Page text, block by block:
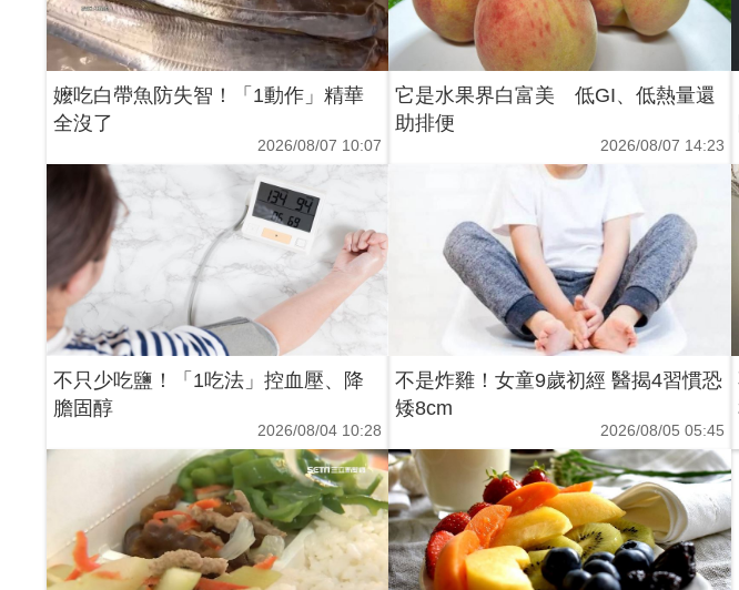
嬤吃白帶魚防失智！「1動作」精華
全沒了
2026/08/07 10:07
它是水果界白富美 低GI、低熱量還
助排便
2026/08/07 14:23
不只少吃鹽！「1吃法」控血壓、降
膽固醇
2026/08/04 10:28
不是炸雞！女童9歲初經 醫揭4習慣恐
矮8cm
2026/08/05 05:45